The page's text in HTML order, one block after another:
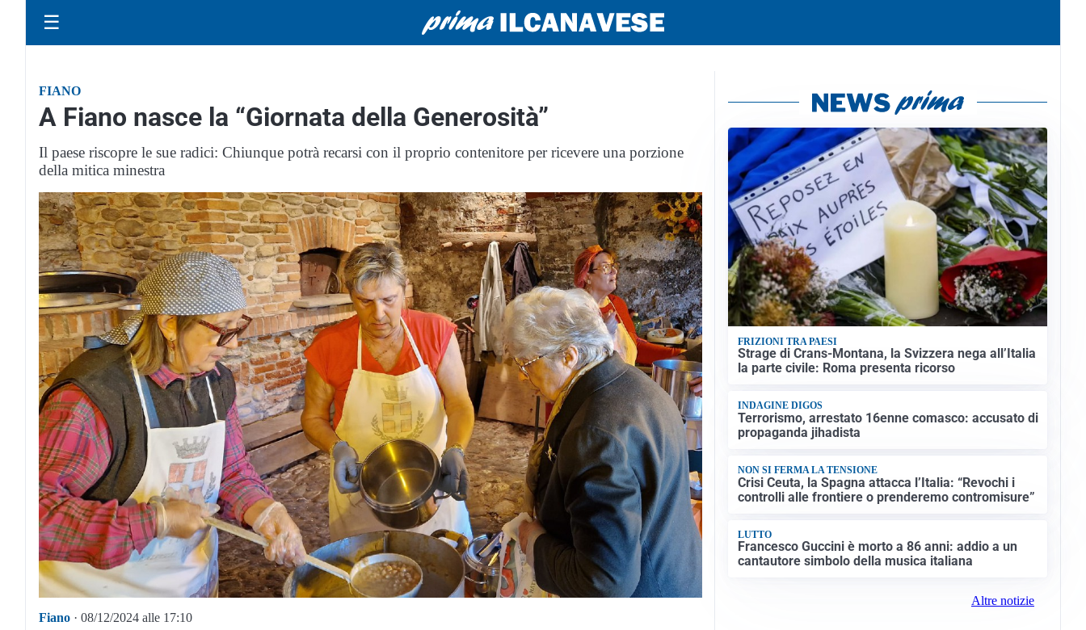
☰
FIANO
A Fiano nasce la “Giornata della Generosità”
Il paese riscopre le sue radici: Chiunque potrà recarsi con il proprio contenitore per ricevere una porzione
della mitica minestra
Fiano · 08/12/2024 alle 17:10
FRIZIONI TRA PAESI
Strage di Crans-Montana, la Svizzera nega all’Italia
la parte civile: Roma presenta ricorso
INDAGINE DIGOS
Terrorismo, arrestato 16enne comasco: accusato di
propaganda jihadista
NON SI FERMA LA TENSIONE
Crisi Ceuta, la Spagna attacca l’Italia: “Revochi i
controlli alle frontiere o prenderemo contromisure”
LUTTO
Francesco Guccini è morto a 86 anni: addio a un
cantautore simbolo della musica italiana
Altre notizie